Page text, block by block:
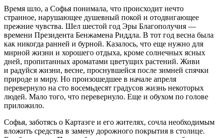
Время шло, а Софья понимала, что происходит нечто
странное, нарушающее душевный покой и отодвигающее
прежние чувства. Шел шестой год Эры Благополучия —
времени Президента Бенжамена Риддла. В тот год весна была
как никогда ранней и бурной. Казалось, что еще нужно для
мирной жизни и хорошего отдыха, кроме солнечных ясных
дней, пропитанных ароматами цветущих растений. Живи
и радуйся жизни, весне, проснувшейся после зимней спячки
природе и миру. Но произошедшее в начале апреля
перевернуло на сто восемьдесят градусов жизнь некоторых
людей. Мало того, что перевернуло. Еще и обухом по голове
приложило.
Софья, заботясь о Картаэге и его жителях, сочла необходимым
вложить средства в замену дорожного покрытия в столице.